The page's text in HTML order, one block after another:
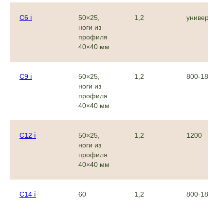
C6 ℹ︎
50×25,
ноги из
профиля
40×40 мм
1,2
C9 ℹ︎
50×25,
ноги из
профиля
40×40 мм
1,2 800-1800
C12 ℹ︎
50×25,
ноги из
профиля
40×40 мм
1,2 1200
C14 ℹ︎ 60 1,2 800-1800